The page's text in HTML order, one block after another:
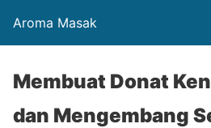
Aroma Masak
Membuat Donat
dan Mengembang